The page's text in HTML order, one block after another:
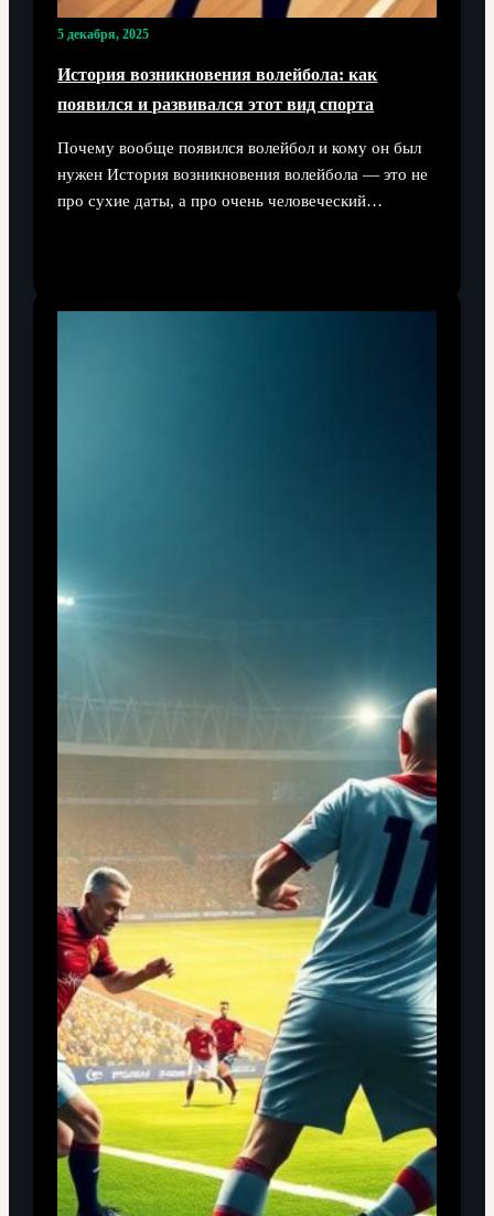
5 декабря, 2025
История возникновения волейбола: как
появился и развивался этот вид спорта
Почему вообще появился волейбол и кому он был
нужен История возникновения волейбола — это не
про сухие даты, а про очень человеческий…